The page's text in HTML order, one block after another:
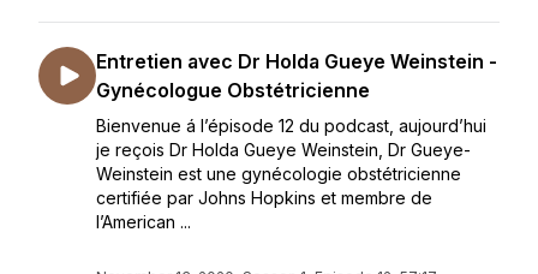
Entretien avec Dr Holda Gueye Weinstein -
Gynécologue Obstétricienne
Bienvenue á l’épisode 12 du podcast, aujourd’hui
je reçois Dr Holda Gueye Weinstein, Dr Gueye-
Weinstein est une gynécologie obstétricienne
certifiée par Johns Hopkins et membre de
l’American ...